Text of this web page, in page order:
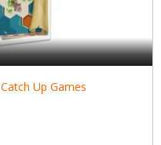
Catch Up Games